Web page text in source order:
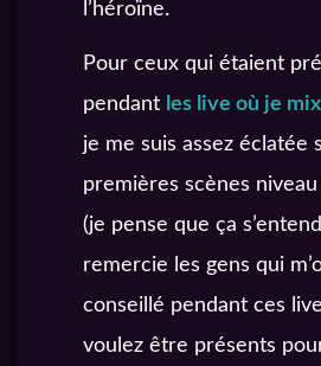
l’héroïne.
Pour ceux qui étaient
pendant les live où je
je me suis assez éclatée
premières scènes
(je pense que ça
remercie les gens qui
conseillé pendant ces
voulez être présents